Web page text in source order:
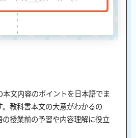
文内容のポイントを日本語でま
。教科書本文の大意がわかるの
授業前の予習や内容理解に役立